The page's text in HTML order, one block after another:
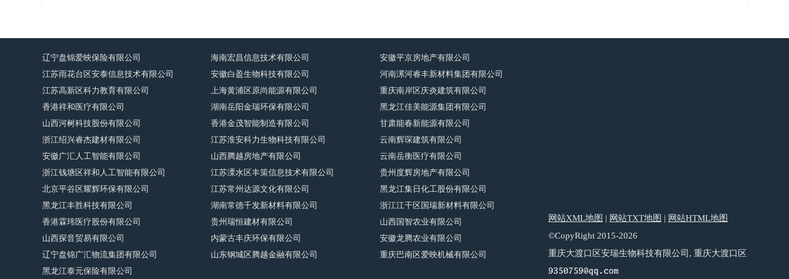
辽宁盘锦爱映保险有限公司 海南宏昌信息技术有限公司
安徽平京房地产有限公司
江苏雨花台区安泰信息技术有限公司
安徽白盈生物科技有限公司
河南漯河睿丰新材料集团有限公司
江苏高新区科力教育有限公司
上海黄浦区原尚能源有限公司
重庆南岸区庆炎建筑有限公司
香港祥和医疗有限公司
湖南岳阳金瑞环保有限公司
黑龙江佳美能源集团有限公司
山西河树科技股份有限公司
香港金茂智能制造有限公司
甘肃能春新能源有限公司
浙江绍兴睿杰建材有限公司
江苏淮安科力生物科技有限公司
云南辉琛建筑有限公司
安徽广汇人工智能有限公司
山西腾越房地产有限公司
云南岳衡医疗有限公司
浙江钱塘区祥和人工智能有限公司
江苏溧水区丰策信息技术有限公司
贵州度辉房地产有限公司
北京平谷区耀辉环保有限公司
江苏常州达源文化有限公司
黑龙江集日化工股份有限公司
黑龙江丰胜科技有限公司
湖南常德千发新材料有限公司
浙江江干区国瑞新材料有限公司
香港霖玮医疗股份有限公司
贵州瑞恒建材有限公司
山西国智农业有限公司
山西探音贸易有限公司
内蒙古丰庆环保有限公司
安徽龙腾农业有限公司
辽宁盘锦广汇物流集团有限公司
山东钢城区腾越金融有限公司
重庆巴南区爱映机械有限公司
黑龙江泰元保险有限公司
网站XML地图 | 网站TXT地图 | 网站HTML地图
©CopyRight 2015-2026
重庆大渡口区安瑞生物科技有限公司, 重庆大渡口区